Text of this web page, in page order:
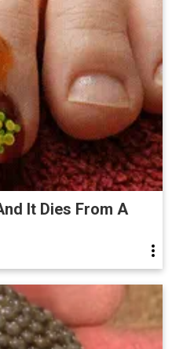
It Dies From A